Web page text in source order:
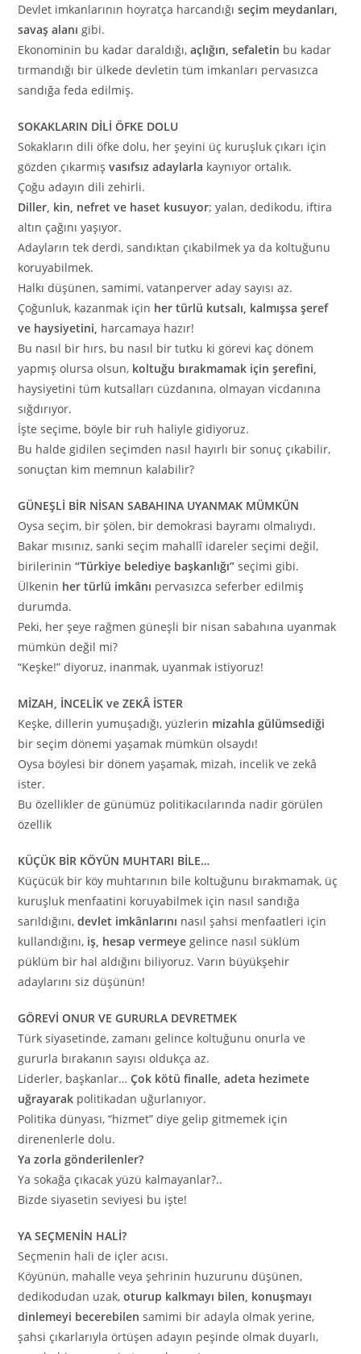
Devlet imkanlarının hoyratça harcandığıseçim meydanları,
savaş alanı gibi.
Ekonominin bu kadar daraldığı,açlığın, sefaletin bu kadar
tırmandığı bir ülkede devletin tüm imkanları pervasızca
sandığa feda edilmiş.
SOKAKLARIN DİLİ ÖFKE DOLU
Sokakların dili öfke dolu, her şeyini üç kuruşluk çıkarı için
gözden çıkarmışvasıfsız adaylarla kaynıyor ortalık.
Çoğu adayın dili zehirli.
Diller, kin, nefret ve haset kusuyor; yalan, dedikodu, iftira
altın çağını yaşıyor.
Adayların tek derdi, sandıktan çıkabilmek ya da koltuğunu
koruyabilmek.
Halkı düşünen, samimi, vatanperver aday sayısı az.
Çoğunluk, kazanmak için her türlü kutsalı, kalmışsa şeref
ve haysiyetini, harcamaya hazır!
Bu nasıl bir hırs, bu nasıl bir tutku ki görevi kaç dönem
yapmış olursa olsun, koltuğu bırakmamak için şerefini,
haysiyetini tüm kutsalları cüzdanına, olmayan vicdanına
sığdırıyor.
İşte seçime, böyle bir ruh haliyle gidiyoruz.
Bu halde gidilen seçimden nasıl hayırlı bir sonuç çıkabilir,
sonuçtan kim memnun kalabilir?
GÜNEŞLİ BİR NİSAN SABAHINA UYANMAK MÜMKÜN
Oysa seçim, bir şölen, bir demokrasi bayramı olmalıydı.
Bakar mısınız, sanki seçim mahallî idareler seçimi değil,
birilerinin“Türkiye belediye başkanlığı” seçimi gibi.
Ülkenin her türlü imkânı pervasızca seferber edilmiş
durumda.
Peki, her şeye rağmen güneşli bir nisan sabahına uyanmak
mümkün değil mi?
“Keşke!” diyoruz, inanmak, uyanmak istiyoruz!
MİZAH, İNCELİK ve ZEKÂ İSTER
Keşke, dillerin yumuşadığı, yüzlerin mizahla gülümsediği
bir seçim dönemi yaşamak mümkün olsaydı!
Oysa böylesi bir dönem yaşamak, mizah, incelik ve zekâ
ister.
Bu özellikler de günümüz politikacılarında nadir görülen
özellik
KÜÇÜK BİR KÖYÜN MUHTARI BİLE…
Küçücük bir köy muhtarının bile koltuğunu bırakmamak, üç
kuruşluk menfaatini koruyabilmek için nasıl sandığa
sarıldığını,devlet imkânlarını nasıl şahsi menfaatleri için
kullandığını, iş, hesap vermeye gelince nasıl süklüm
püklüm bir hal aldığını biliyoruz. Varın büyükşehir
adaylarını siz düşünün!
GÖREVİ ONUR VE GURURLA DEVRETMEK
Türk siyasetinde, zamanı gelince koltuğunu onurla ve
gururla bırakanın sayısı oldukça az.
Liderler, başkanlar…Çok kötü finalle, adeta hezimete
uğrayarak politikadan uğurlanıyor.
Politika dünyası, “hizmet” diye gelip gitmemek için
direnenlerle dolu.
Ya zorla gönderilenler?
Ya sokağa çıkacak yüzü kalmayanlar?..
Bizde siyasetin seviyesi bu işte!
YA SEÇMENİN HALİ?
Seçmenin hali de içler acısı.
Köyünün, mahalle veya şehrinin huzurunu düşünen,
dedikodudan uzak,oturup kalkmayı bilen, konuşmayı
dinlemeyi becerebilen samimi bir adayla olmak yerine,
şahsi çıkarlarıyla örtüşen adayın peşinde olmak duyarlı,